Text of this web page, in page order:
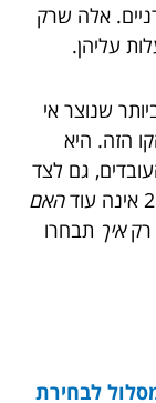
אלה שרק
עליהן.
שנוצר אי
הזה. היא
גם לצד
האם
רקאיך תבחרו
לבחירת